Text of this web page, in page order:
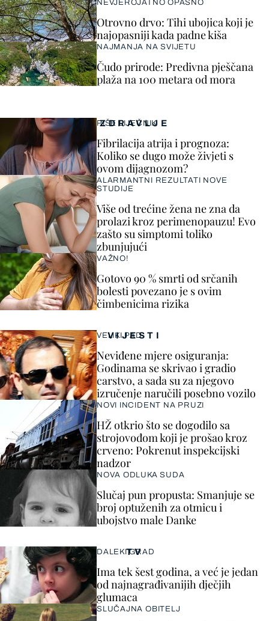
VIJESTI
VELIKI PAD
Neviđene mjere osiguranja:
Godinama se skrivao i gradio
carstvo, a sada su za njegovo
izručenje naručili posebno vozilo
NOVI INCIDENT NA PRUZI
HŽ otkrio što se dogodilo sa
strojovođom koji je prošao kroz
crveno: Pokrenut inspekcijski
nadzor
NOVA ODLUKA SUDA
Slučaj pun propusta: Smanjuje se
broj optuženih za otmicu i
ubojstvo male Danke
ZDRAVLJE
PIŠE LIJEČNIK
Fibrilacija atrija i prognoza:
Koliko se dugo može živjeti s
ovom dijagnozom?
ALARMANTNI REZULTATI NOVE
STUDIJE
Više od trećine žena ne zna da
prolazi kroz perimenopauzu! Evo
zašto su simptomi toliko
zbunjujući
VAŽNO!
Gotovo 90 % smrti od srčanih
bolesti povezano je s ovim
čimbenicima rizika
TV
DALEKI GRAD
Ima tek šest godina, a već je jedan
od najnagrađivanijih dječjih
glumaca
SLUČAJNA OBITELJ
NEVJEROJATNO OPASNO
Otrovno drvo: Tihi ubojica koji je
najopasniji kada padne kiša
NAJMANJA NA SVIJETU
Čudo prirode: Predivna pješčana
plaža na 100 metara od mora